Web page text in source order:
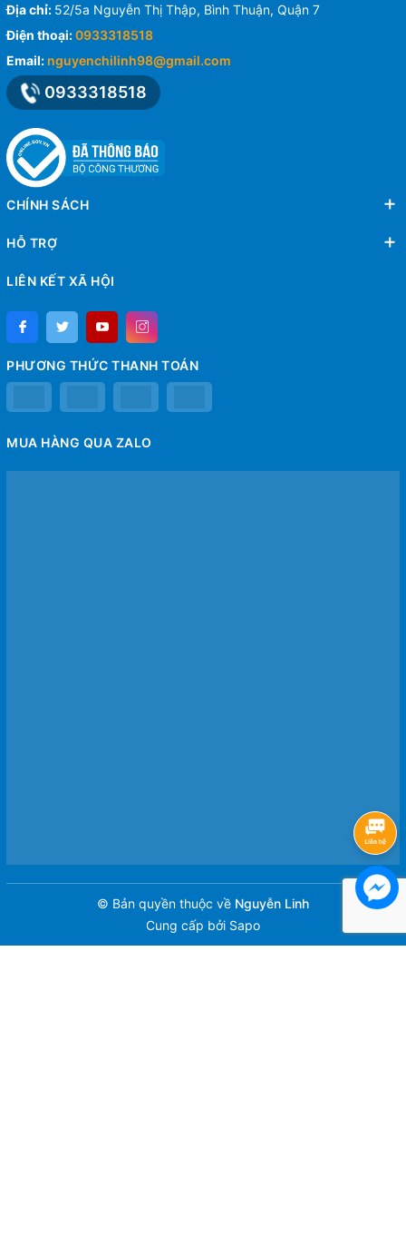
Địa chỉ: 52/5a Nguyễn Thị Thập, Bình Thuận, Quận 7
Điện thoại:0933318518
Email: nguyenchilinh98@gmail.com
0933318518
CHÍNH SÁCH
HỖ TRỢ
LIÊN KẾT XÃ HỘI
PHƯƠNG THỨC THANH TOÁN
MUA HÀNG QUA ZALO
© Bản quyền thuộc về Nguyễn Linh
Cung cấp bởi Sapo